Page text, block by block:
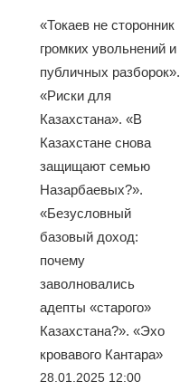
«Токаев не сторонник
громких увольнений и
публичных разборок».
«Риски для
Казахстана». «В
Казахстане снова
защищают семью
Назарбаевых?».
«Безусловный
базовый доход:
почему
заволновались
адепты «старого»
Казахстана?». «Эхо
кровавого Кантара»
28.01.2025 12:00